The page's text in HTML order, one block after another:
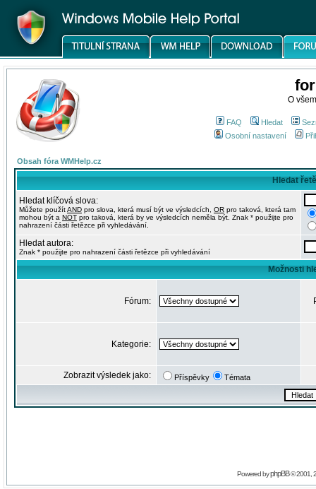
O
FAQ Hledat
Osobní nastavení
Obsah fóra WMHelp.cz
Hledat
Hledat klíčová slova:
Můžete použítAND pro slova, která musí být ve výsledcích, OR pro taková, která tam
mohou být a NOT pro taková, která by ve výsledcích neměla být. Znak * použijte pro
nahrazení části řetězce při vyhledávání.
Hledat autora:
Znak * použijte pro nahrazení části řetězce při vyhledávání
Možnosti
Fórum:
Kategorie:
Zobrazit výsledek jako: Příspěvky Témata
Powered byphpBB© 2001,